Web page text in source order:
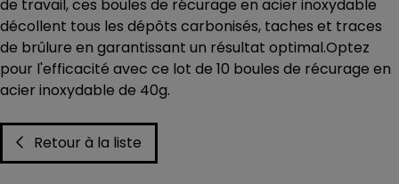
de travail, ces boules de récurage en acier inoxydable
décollent tous les dépôts carbonisés, taches et traces
de brûlure en garantissant un résultat optimal.Optez
pour l'efficacité avec ce lot de 10 boules de récurage en
acier inoxydable de 40g.
Retour à la liste